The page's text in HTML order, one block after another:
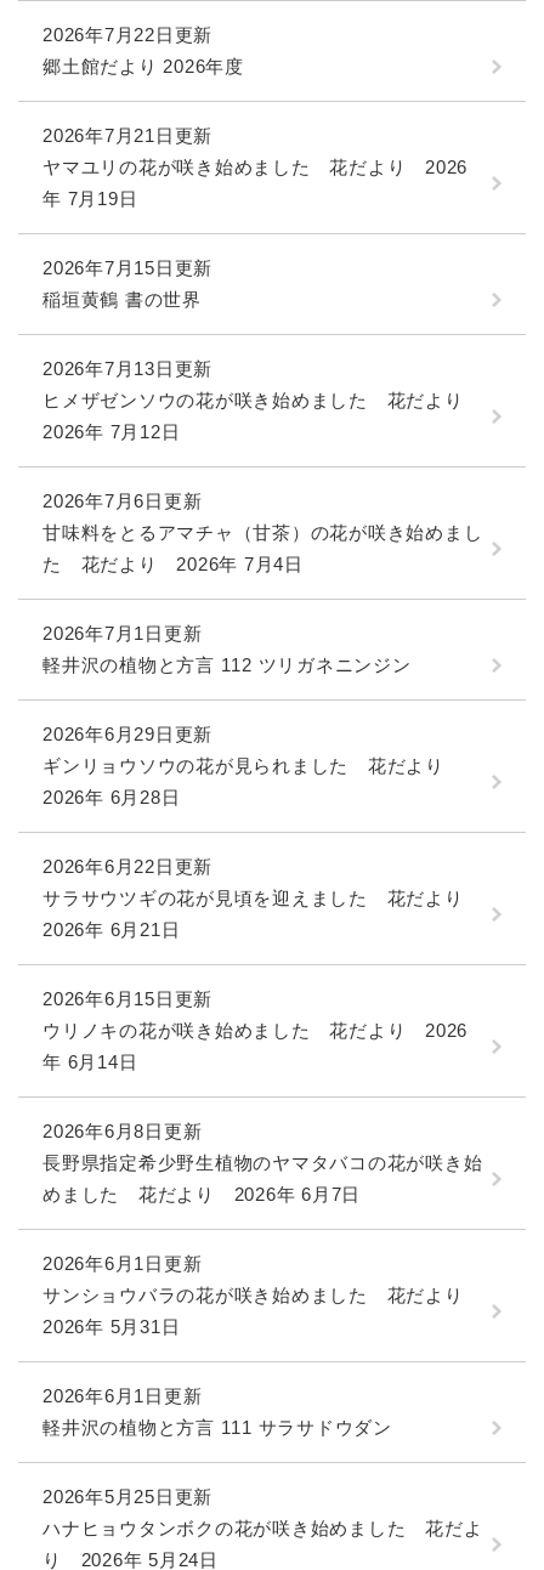
2026年7月22日更新
郷土館だより 2026年度
2026年7月21日更新
ヤマユリの花が咲き始めました 花だより 2026
年 7月19日
2026年7月15日更新
稲垣黄鶴 書の世界
2026年7月13日更新
ヒメザゼンソウの花が咲き始めました 花だより
2026年 7月12日
2026年7月6日更新
甘味料をとるアマチャ（甘茶）の花が咲き始めまし
た 花だより 2026年 7月4日
2026年7月1日更新
軽井沢の植物と方言 112 ツリガネニンジン
2026年6月29日更新
ギンリョウソウの花が見られました 花だより
2026年 6月28日
2026年6月22日更新
サラサウツギの花が見頃を迎えました 花だより
2026年 6月21日
2026年6月15日更新
ウリノキの花が咲き始めました 花だより 2026
年 6月14日
2026年6月8日更新
長野県指定希少野生植物のヤマタバコの花が咲き始
めました 花だより 2026年 6月7日
2026年6月1日更新
サンショウバラの花が咲き始めました 花だより
2026年 5月31日
2026年6月1日更新
軽井沢の植物と方言 111 サラサドウダン
2026年5月25日更新
ハナヒョウタンボクの花が咲き始めました 花だよ
り 2026年 5月24日